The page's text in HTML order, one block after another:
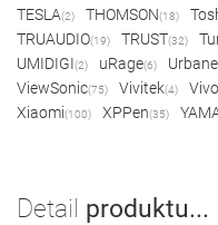
TESLA(2) THOMSON(18)
TRUAUDIO(19) TRUST(32)
UMIDIGI(2) uRage(6)
ViewSonic(75) Vivitek(4) Vivo
Xiaomi(100) XPPen(35)
Detail produktu...